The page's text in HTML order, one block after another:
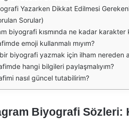
Yazarken Dikkat Edilmesi
Sorular)
biyografi kısmında ne kadar karakter
emoji kullanmalı mıyım?
bir biyografi yazmak için ilham nereden
hangi bilgileri paylaşmalıyım?
nasıl güncel tutabilirim?
Biyografi Sözleri: